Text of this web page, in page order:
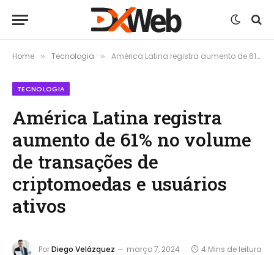
Home » Tecnologia » América Latina registra aumento de 61% no volume de transações de criptomoedas e usuários ativos
TECNOLOGIA
América Latina registra
aumento de 61% no volume
de transações de
criptomoedas e usuários
ativos
PorDiego Velázquez março 7, 2024 4 Mins de leitura